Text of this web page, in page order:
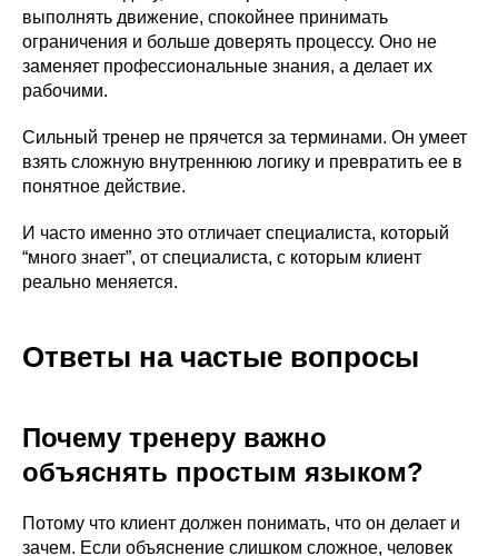
выполнять движение, спокойнее принимать
ограничения и больше доверять процессу. Оно не
заменяет профессиональные знания, а делает их
рабочими.
Сильный тренер не прячется за терминами. Он умеет
взять сложную внутреннюю логику и превратить ее в
понятное действие.
И часто именно это отличает специалиста, который
“много знает”, от специалиста, с которым клиент
реально меняется.
Ответы на частые вопросы
Почему тренеру важно
объяснять простым языком?
Потому что клиент должен понимать, что он делает и
зачем. Если объяснение слишком сложное, человек
Архитектура тела
Удостоверение • 1 год